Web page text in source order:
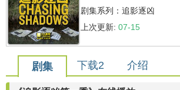
剧集系列：追影逐凶
上次更新: 07-15
剧集 下载2 介绍